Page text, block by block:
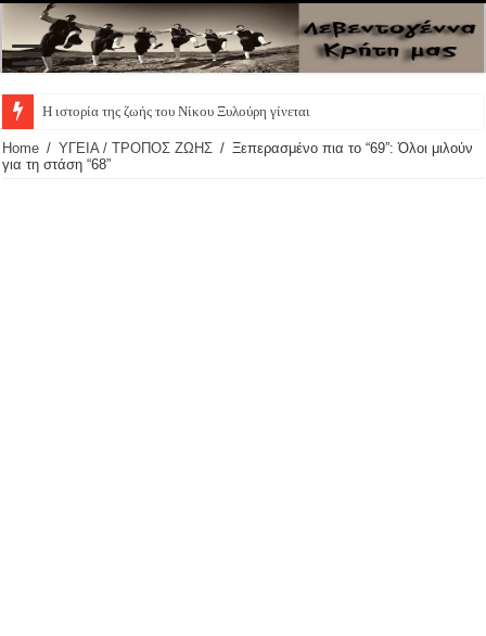
Η ιστορία της ζωής του Νίκου Ξυλούρη γίνεται θεατρι
Home / ΥΓΕΙΑ / ΤΡΟΠΟΣ ΖΩΗΣ / Ξεπερασμένο πια το “69”: Όλοι μιλούν
για τη στάση “68”